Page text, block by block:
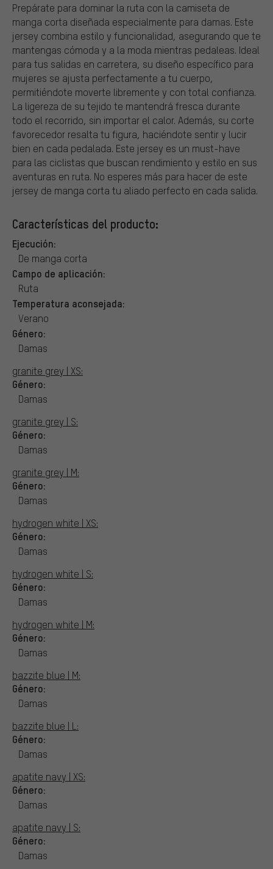
Prepárate para dominar la ruta con la camiseta de
manga corta diseñada especialmente para damas. Este
jersey combina estilo y funcionalidad, asegurando que te
mantengas cómoda y a la moda mientras pedaleas. Ideal
para tus salidas en carretera, su diseño específico para
mujeres se ajusta perfectamente a tu cuerpo,
permitiéndote moverte libremente y con total confianza.
La ligereza de su tejido te mantendrá fresca durante
todo el recorrido, sin importar el calor. Además, su corte
favorecedor resalta tu figura, haciéndote sentir y lucir
bien en cada pedalada. Este jersey es un must-have
para las ciclistas que buscan rendimiento y estilo en sus
aventuras en ruta. No esperes más para hacer de este
jersey de manga corta tu aliado perfecto en cada salida.
Características del producto:
Ejecución:
De manga corta
Campo de aplicación:
Ruta
Temperatura aconsejada:
Verano
Género:
Damas
granite grey | XS:
Género:
Damas
granite grey | S:
Género:
Damas
granite grey | M:
Género:
Damas
hydrogen white | XS:
Género:
Damas
hydrogen white | S:
Género:
Damas
hydrogen white | M:
Género:
Damas
bazzite blue | M:
Género:
Damas
bazzite blue | L:
Género:
Damas
apatite navy | XS:
Género:
Damas
apatite navy | S:
Género:
Damas